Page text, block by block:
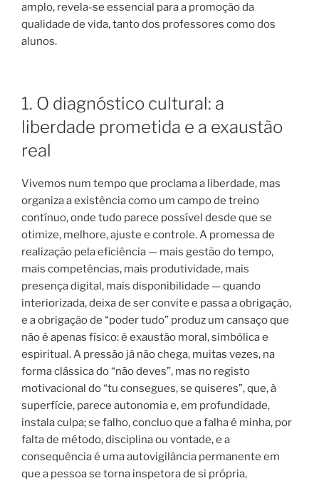
amplo, revela-se essencial para a promoção da
qualidade de vida, tanto dos professores como dos
alunos.
1. O diagnóstico cultural: a
liberdade prometida e a exaustão
real
Vivemos num tempo que proclama a liberdade, mas
organiza a existência como um campo de treino
contínuo, onde tudo parece possível desde que se
otimize, melhore, ajuste e controle. A promessa de
realização pela eficiência — mais gestão do tempo,
mais competências, mais produtividade, mais
presença digital, mais disponibilidade — quando
interiorizada, deixa de ser convite e passa a obrigação,
e a obrigação de “poder tudo” produz um cansaço que
não é apenas físico: é exaustão moral, simbólica e
espiritual. A pressão já não chega, muitas vezes, na
forma clássica do “não deves”, mas no registo
motivacional do “tu consegues, se quiseres”, que, à
superfície, parece autonomia e, em profundidade,
instala culpa; se falho, concluo que a falha é minha, por
falta de método, disciplina ou vontade, e a
consequência é uma autovigilância permanente em
que a pessoa se torna inspetora de si própria,